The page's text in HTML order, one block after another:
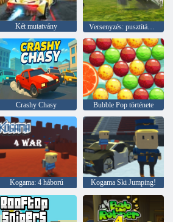
Két mutatvány Versenyzés: pusztítás és üldözés
Crashy Chasy Bubble Pop története
Kogama: 4 háború Kogama Ski Jumping!